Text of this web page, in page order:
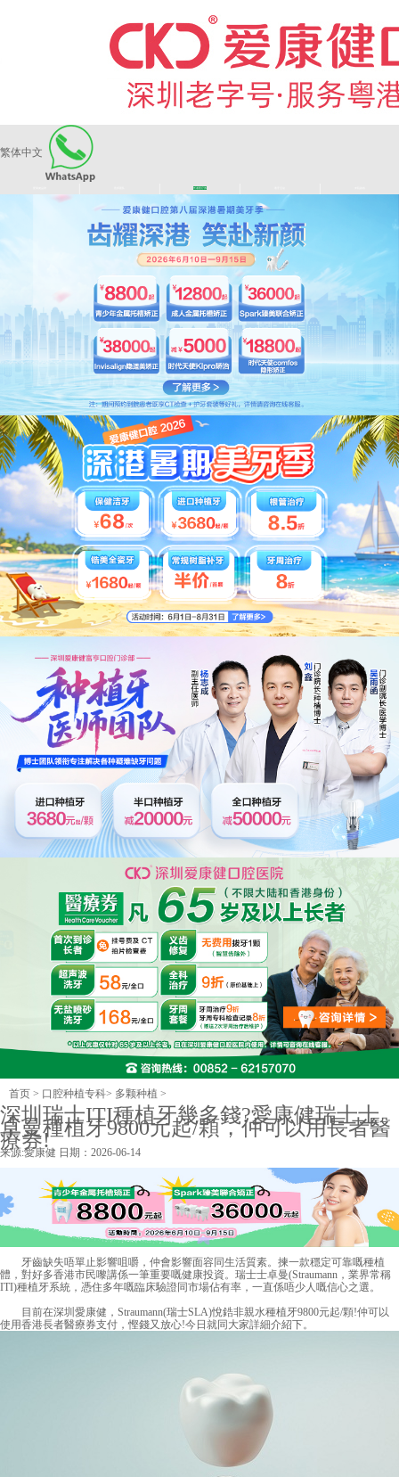
繁体中文
长者医疗券
首页 > 口腔种植专科> 多颗种植 >
深圳瑞士ITI種植牙幾多錢?愛康健瑞士士
卓曼種植牙9800元起/顆，仲可以用長者醫
療券!
来源:愛康健 日期：2026-06-14
牙齒缺失唔單止影響咀嚼，仲會影響面容同生活質素。揀一款穩定可靠嘅種植
體，對好多香港市民嚟講係一筆重要嘅健康投資。瑞士士卓曼(Straumann，業界常稱
ITI)種植牙系統，憑住多年嘅臨床驗證同市場佔有率，一直係唔少人嘅信心之選。
目前在深圳愛康健，Straumann(瑞士SLA)悅鋯非親水種植牙9800元起/顆!仲可以
使用香港長者醫療券支付，慳錢又放心!今日就同大家詳細介紹下。